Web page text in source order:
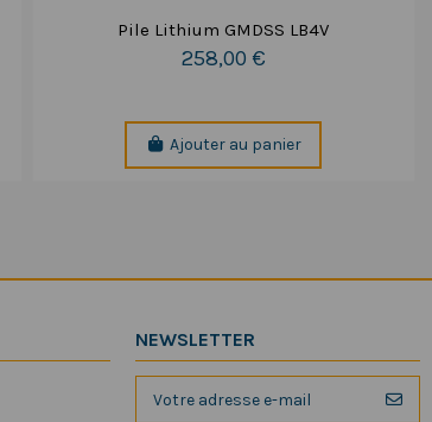
Pile Lithium GMDSS LB4V
258,00 €
Ajouter au panier
NEWSLETTER